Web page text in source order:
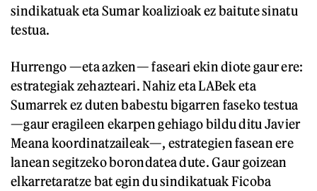
sindikatuak eta Sumar koalizioak ez baitute sinatu
testua.
Hurrengo —eta azken— faseari ekin diote gaur ere:
estrategiak zehazteari. Nahiz eta LABek eta
Sumarrek ez duten babestu bigarren faseko testua
—gaur eragileen ekarpen gehiago bildu ditu Javier
Meana koordinatzaileak—, estrategien fasean ere
lanean segitzeko borondatea dute. Gaur goizean
elkarretaratze bat egin du sindikatuak Ficoba